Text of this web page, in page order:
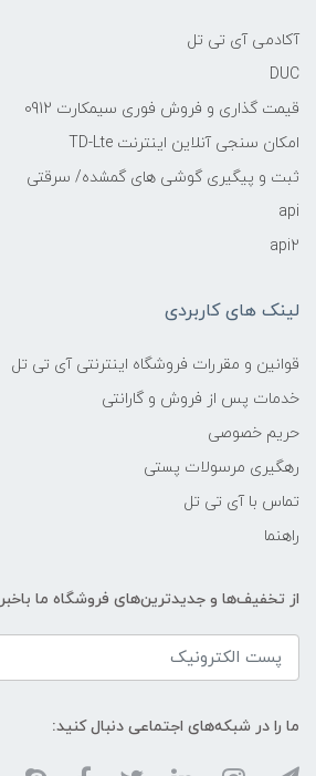
آکادمی آی تی تل
DUC
قیمت گذاری و فروش فوری سیمکارت 0912
امکان سنجی آنلاین اینترنت TD-Lte
ثبت و پیگیری گوشی های گمشده/ سرقتی
api
api2
لینک های کاربردی
قوانین و مقررات فروشگاه اینترنتی آی تی تل
خدمات پس از فروش و گارانتی
حریم خصوصی
رهگیری مرسولات پستی
تماس با آی تی تل
راهنما
از تخفیف‌ها و جدیدترین‌های فروشگاه ما
ما را در شبکه‌های اجتماعی دنبال کنید: